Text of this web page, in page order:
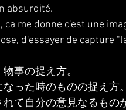
absurdité.
ca me donne c'est une
d'essayer de capture
事の捉え方。
なった時のものの捉え方
て自分の意見なるもの